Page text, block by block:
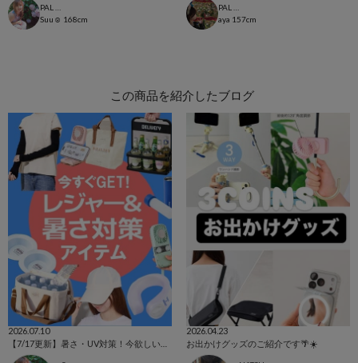
Suu☺︎ 168cm
aya 157cm
この商品を紹介したブログ
2026.07.10
2026.04.23
お出かけグッズのご紹介です🌴☀️